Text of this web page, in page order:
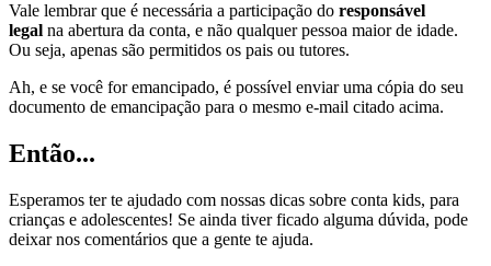
Vale lembrar que é necessária a participação do responsável
legal na abertura da conta, e não qualquer pessoa maior de idade.
Ou seja, apenas são permitidos os pais ou tutores.
Ah, e se você for emancipado, é possível enviar uma cópia do seu
documento de emancipação para o mesmo e-mail citado acima.
Então...
Esperamos ter te ajudado com nossas dicas sobre conta kids, para
crianças e adolescentes! Se ainda tiver ficado alguma dúvida, pode
deixar nos comentários que a gente te ajuda.